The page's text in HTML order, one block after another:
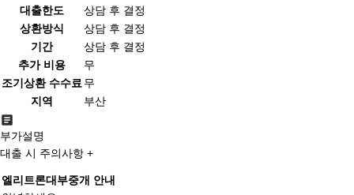
대출한도
상담 후 결정
상환방식
상담 후 결정
기간
상담 후 결정
추가 비용
무
조기상환 수수료 무
지역
부산
부가설명
대출 시 주의사항 +
엘리트론대부중개 안내